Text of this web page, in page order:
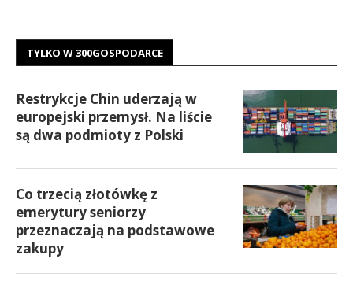
TYLKO W 300GOSPODARCE
Restrykcje Chin uderzają w
europejski przemysł. Na liście
są dwa podmioty z Polski
Co trzecią złotówkę z
emerytury seniorzy
przeznaczają na podstawowe
zakupy